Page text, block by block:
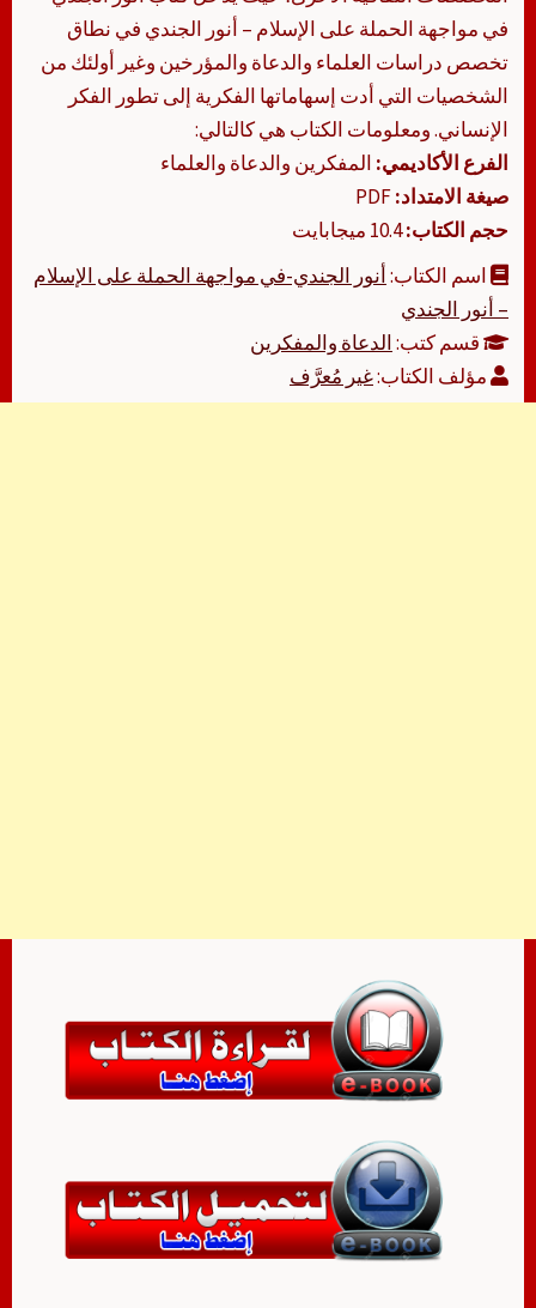
في مواجهة الحملة على الإسلام – أنور الجندي في نطاق
تخصص دراسات العلماء والدعاة والمؤرخين وغير أولئك من
الشخصيات التي أدت إسهاماتها الفكرية إلى تطور الفكر
الإنساني. ومعلومات الكتاب هي كالتالي:
الفرع الأكاديمي: المفكرين والدعاة والعلماء
صيغة الامتداد:
حجم الكتاب:10.4 ميجابايت
اسم الكتاب:أنور الجندي-في مواجهة الحملة على الإسلام
– أنور الجندي
قسم كتب:الدعاة والمفكرين
مؤلف الكتاب:غير مُعرَّف